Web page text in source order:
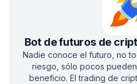
Bot de futuros de
Nadie conoce el futuro, no
riesgo, sólo pocos
beneficio. El trading de